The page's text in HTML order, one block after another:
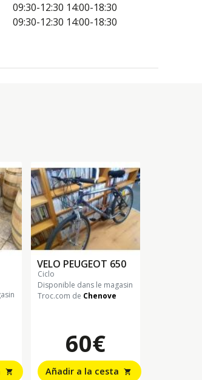
09:30-12:30 14:00-18:30
09:30-12:30 14:00-18:30
shopping_cart
VELO PEUGEOT 650
ciclo
Disponible dans le magasin
Troc.com de Chenove
60€
Añadir a la cesta shopping_cart